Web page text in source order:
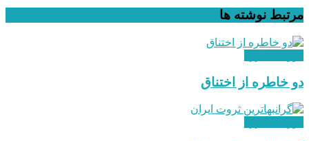
مرتبط نوشته ها
دو خاطره از اختناق